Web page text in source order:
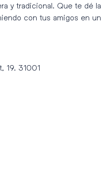
y tradicional. Que te dé la
con tus amigos en un
19. 31001